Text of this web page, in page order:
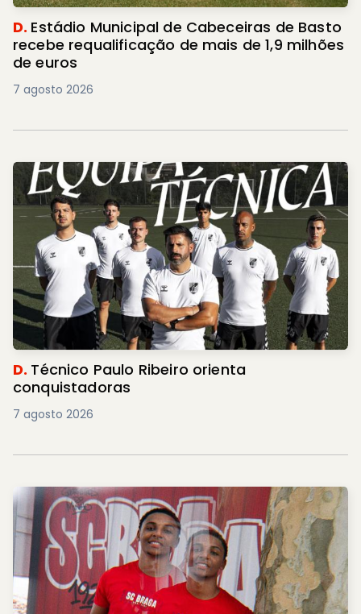
D. Estádio Municipal de Cabeceiras de Basto
recebe requalificação de mais de 1,9 milhões
de euros
7 agosto 2026
D. Técnico Paulo Ribeiro orienta
conquistadoras
7 agosto 2026